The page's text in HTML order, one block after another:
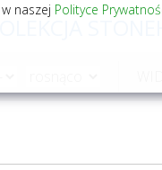
KOLEKCJA
naszej Polityce